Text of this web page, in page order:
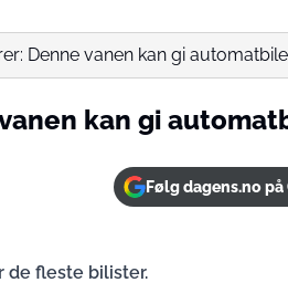
Denne vanen kan gi
kan gi
Følg dagens.no
fleste bilister.